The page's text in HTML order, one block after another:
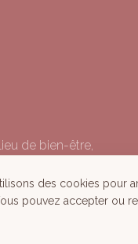
de bien-être,
des cookies pour
pouvez accepter ou